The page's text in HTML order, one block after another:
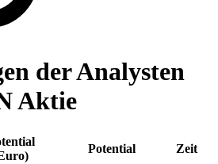
der Analysten
Aktie
Potential Zeit